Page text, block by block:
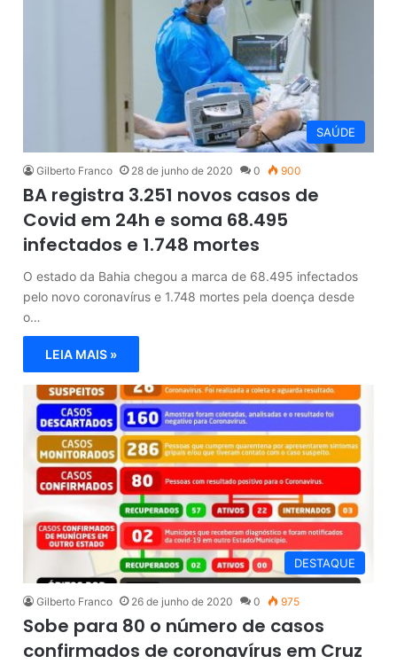
SAÚDE
Gilberto Franco 28 de junho de 2020 0 900
BA registra 3.251 novos casos de
Covid em 24h e soma 68.495
infectados e 1.748 mortes
O estado da Bahia chegou a marca de 68.495 infectados
pelo novo coronavírus e 1.748 mortes pela doença desde
o…
LEIA MAIS »
DESTAQUE
Gilberto Franco 26 de junho de 2020 0 975
Sobe para 80 o número de casos
confirmados de coronavírus em Cruz